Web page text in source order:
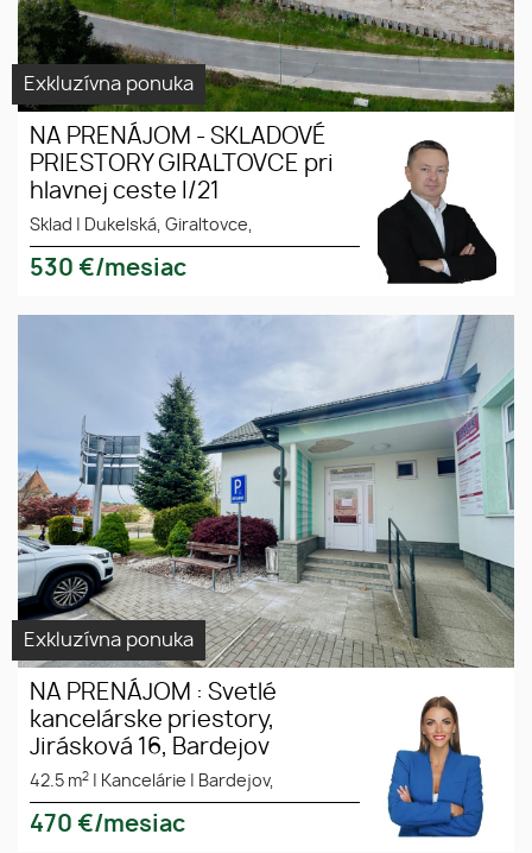
Exkluzívna ponuka
NA PRENÁJOM - SKLADOVÉ
PRIESTORY GIRALTOVCE pri
hlavnej ceste I/21
Sklad Dukelská, Giraltovce,
530 €/mesiac
kancelárske priestory,
Jirásková 16, Bardejov
prenájom
kancelárske
priestory
bardejov
Exkluzívna ponuka
NA PRENÁJOM : Svetlé
kancelárske priestory,
Jirásková 16, Bardejov
42.5 m2 Kancelárie Bardejov,
470 €/mesiac